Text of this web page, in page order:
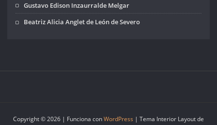
Gustavo Edison Inzaurralde Melgar
Beatriz Alicia Anglet de León de Severo
Copyright © 2026 | Funciona conWordPress | Tema Interior Layout de